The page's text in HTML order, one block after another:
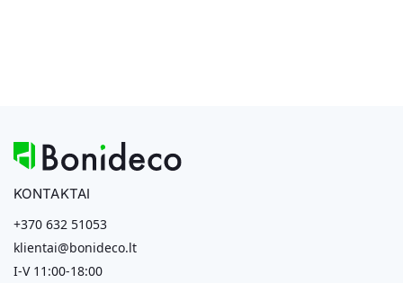
KONTAKTAI
+370 632 51053
klientai@bonideco.lt
I-V 11:00-18:00